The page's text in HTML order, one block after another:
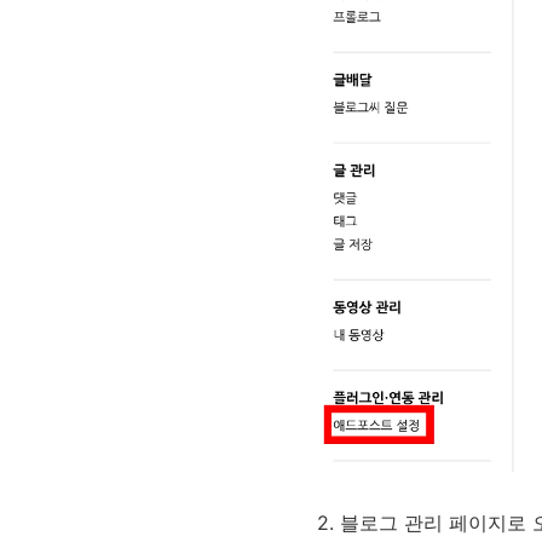
2. 블로그 관리 페이지로